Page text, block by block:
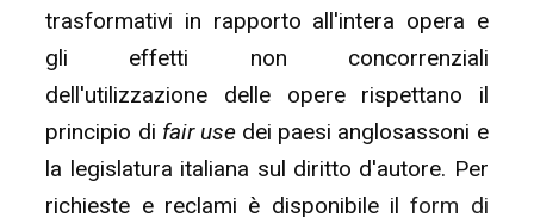
trasformativi in rapporto all'intera opera e
gli effetti non concorrenziali
dell'utilizzazione delle opere rispettano il
principio di fair usedei paesi anglosassoni e
la legislatura italiana sul diritto d'autore. Per
richieste e reclami è disponibile ilform di